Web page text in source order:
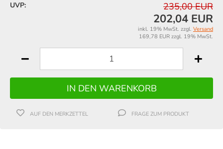
UVP: 235,00 EUR
202,04 EUR
inkl. 19% MwSt. zzgl. Versand
169,78 EUR zzgl. 19% MwSt.
AUF DEN MERKZETTEL FRAGE ZUM PRODUKT